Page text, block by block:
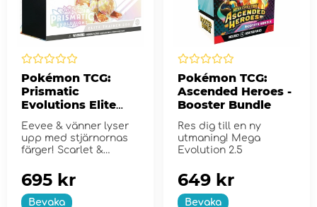
Pokémon TCG:
Prismatic
Evolutions Elite
Trainer Box
Eevee & vänner lyser
upp med stjärnornas
färger! Scarlet &
Bevaka
695 kr
Pokémon TCG:
Ascended Heroes -
Booster Bundle
Res dig till en ny
utmaning! Mega
Evolution 2.5
Bevaka
649 kr